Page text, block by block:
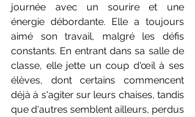
journée avec un sourire et une
énergie débordante. Elle a toujours
aimé son travail, malgré les défis
constants. En entrant dans sa salle de
classe, elle jette un coup d'œil à ses
élèves, dont certains commencent
déjà à s'agiter sur leurs chaises, tandis
que d'autres semblent ailleurs, perdus